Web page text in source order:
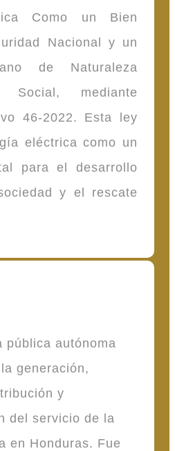
Como un Bien
Nacional y un
de Naturaleza
Social, mediante
46-2022. Esta ley
eléctrica como un
para el desarrollo
y el rescate
pública autónoma
generación,
y
del servicio de la
en Honduras. Fue